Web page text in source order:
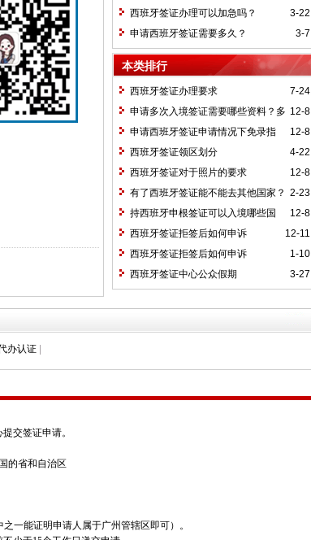
3-22
西班牙签证办理可以加急吗？
3-7
申请西班牙签证需要多久？
本类排行
7-24
西班牙签证办理要求
12-8
申请多次入境签证需要哪些资料？多
次入境的签证费会高些吗？
12-8
申请西班牙签证申请情况下免录指
纹？
4-22
西班牙签证领区划分
12-8
西班牙签证对于照片的要求
2-23
有了西班牙签证能不能去其他国家？
或者用欧洲其他国家签证能不能去西班
牙？
12-8
持西班牙申根签证可以入境哪些国
家？
12-11
西班牙签证拒签后如何申诉
1-10
西班牙签证拒签后如何申诉
3-27
西班牙签证中心公众假期
办认证
交签证申请。
的省和自治区
一能证明申请人属于广州管辖区即可）。